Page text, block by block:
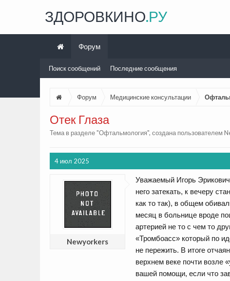
Форум Медицинские консультации
Отек Глаза
Тема в разделе "Офтальмология", создана пользователем
4 июл 2025
Newyorkers
Уважаемый Игорь
него затекать, к вечеру
как то так), в общем
месяц в больнице вроде
артерией не то с чем то
«Тромбоасс» который по
не пережить. В итоге
верхнем веке почти возле
вашей помощи, если что
ЗДОРОВКИНО.РУ
Форум
Поиск сообщений Последние сообщения